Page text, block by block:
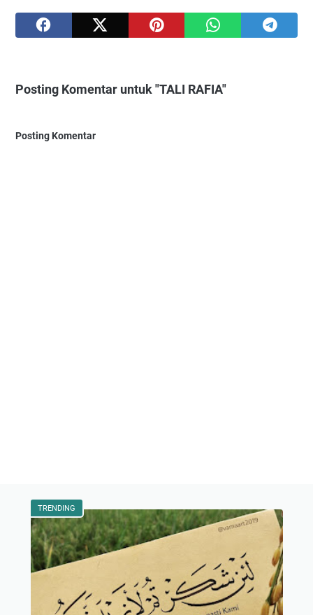
Posting Komentar untuk "TALI RAFIA"
Posting Komentar
TRENDING